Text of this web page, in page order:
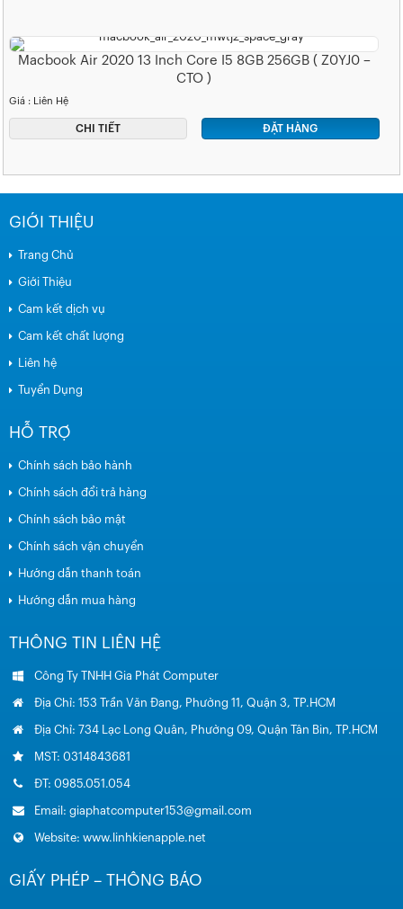
Macbook Air 2020 13 Inch Core I5 8GB 256GB ( Z0YJ0 –
CTO )
Giá : Liên Hệ
CHI TIẾT ĐẶT HÀNG
GIỚI THIỆU
Trang Chủ
Giới Thiệu
Cam kết dịch vụ
Cam kết chất lượng
Liên hệ
Tuyển Dụng
HỖ TRỢ
Chính sách bảo hành
Chính sách đổi trả hàng
Chính sách bảo mật
Chính sách vận chuyển
Hướng dẫn thanh toán
Hướng dẫn mua hàng
THÔNG TIN LIÊN HỆ
Công Ty TNHH Gia Phát Computer
Địa Chỉ: 153 Trần Văn Đang, Phường 11, Quận 3, TP.HCM
Địa Chỉ: 734 Lạc Long Quân, Phường 09, Quận Tân Bin, TP.HCM
MST: 0314843681
ĐT: 0985.051.054
Email: giaphatcomputer153@gmail.com
Website: www.linhkienapple.net
GIẤY PHÉP – THÔNG BÁO